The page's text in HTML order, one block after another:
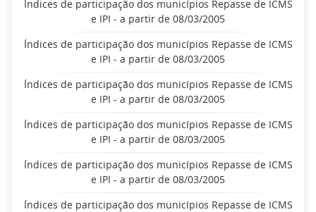
Índices de participação dos municípios Repasse de ICMS
e IPI - a partir de 08/03/2005
Índices de participação dos municípios Repasse de ICMS
e IPI - a partir de 08/03/2005
Índices de participação dos municípios Repasse de ICMS
e IPI - a partir de 08/03/2005
Índices de participação dos municípios Repasse de ICMS
e IPI - a partir de 08/03/2005
Índices de participação dos municípios Repasse de ICMS
e IPI - a partir de 08/03/2005
Índices de participação dos municípios Repasse de ICMS